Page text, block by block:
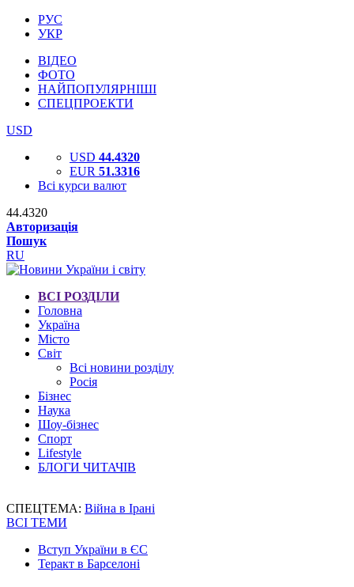
РУС
УКР
ВІДЕО
ФОТО
НАЙПОПУЛЯРНІШІ
СПЕЦПРОЕКТИ
USD
USD 44.4320
EUR 51.3316
Всі курси валют
44.4320
Авторизація
Пошук
RU
ВСІ РОЗДІЛИ
Головна
Україна
Місто
Світ
Всі новини розділу
Росія
Бізнес
Наука
Шоу-бізнес
Спорт
Lifestyle
БЛОГИ ЧИТАЧІВ
СПЕЦТЕМА: Війна в Ірані
ВСІ ТЕМИ
Вступ України в ЄС
Теракт в Барселоні